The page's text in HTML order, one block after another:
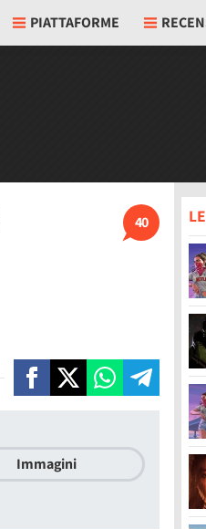
PIATTAFORME
40
Immagini